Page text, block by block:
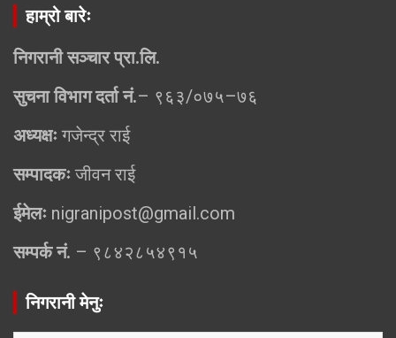
हाम्रो बारेः
निगरानी सञ्चार प्रा.लि.
सुचना विभाग दर्ता नं.– ९६३/०७५–७६
अध्यक्षःगजेन्द्र राई
सम्पादकःजीवन राई
ईमेलः nigranipost@gmail.com
सम्पर्क नं. – ९८४२८५४९१५
निगरानी मेनुः